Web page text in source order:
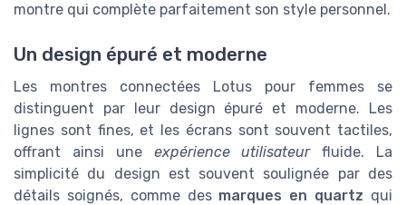
montre qui complète parfaitement son style personnel.
Un design épuré et moderne
Les montres connectées Lotus pour femmes se
distinguent par leur design épuré et moderne. Les
lignes sont fines, et les écrans sont souvent tactiles,
offrant ainsi une expérience utilisateurfluide. La
simplicité du design est souvent soulignée par des
détails soignés, comme des marques en quartz qui